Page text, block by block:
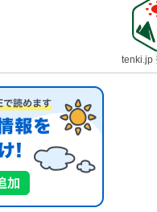
tenki.jp